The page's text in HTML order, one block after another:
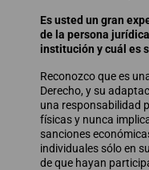
Es usted un gran
de la persona
institución y cuál es
Reconozco que es
Derecho, y su
una responsabilidad
físicas y nunca
sanciones
individuales sólo en
de que hayan